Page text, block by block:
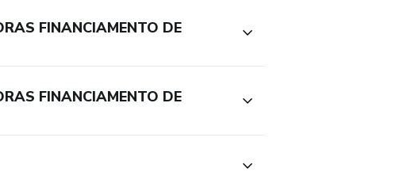
FINANCIAMENTO DE
FINANCIAMENTO DE